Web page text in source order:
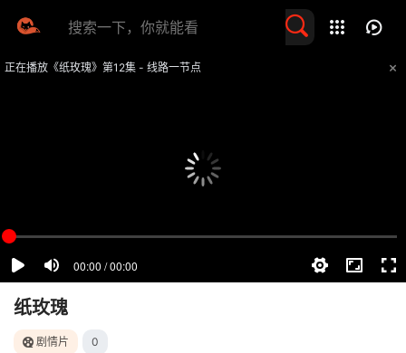
正在播放《纸玫瑰》第12集 - 线路一节点
纸玫瑰
剧情片 0